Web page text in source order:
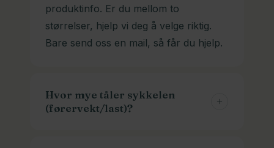
produktinfo. Er du mellom to
størrelser, hjelp vi deg å velge riktig.
Bare send oss en mail, så får du hjelp.
Hvor mye tåler sykkelen
(førervekt/last)?